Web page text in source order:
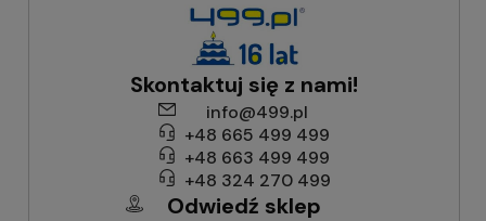
Skontaktuj się z nami!
info@499.pl
+48 665 499 499
+48 663 499 499
+48 324 270 499
Odwiedź sklep